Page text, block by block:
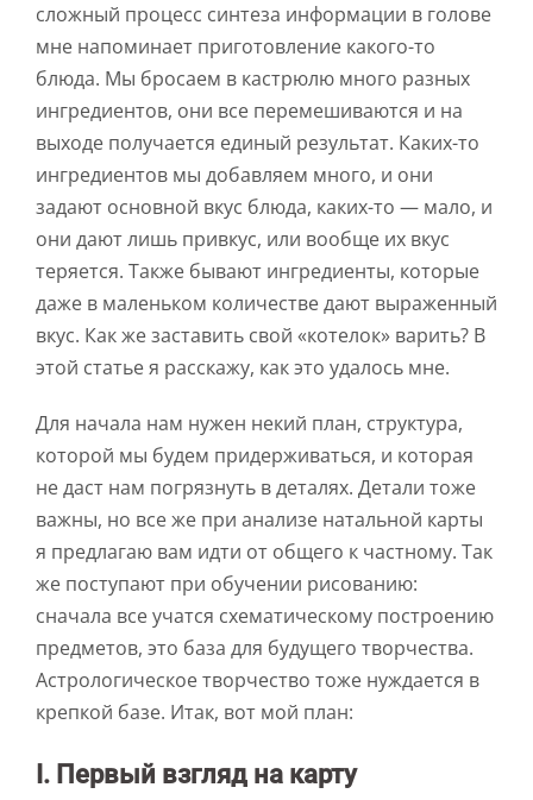
сложный процесс синтеза информации в голове
мне напоминает приготовление какого-то
блюда. Мы бросаем в кастрюлю много разных
ингредиентов, они все перемешиваются и на
выходе получается единый результат. Каких-то
ингредиентов мы добавляем много, и они
задают основной вкус блюда, каких-то — мало, и
они дают лишь привкус, или вообще их вкус
теряется. Также бывают ингредиенты, которые
даже в маленьком количестве дают выраженный
вкус. Как же заставить свой «котелок» варить? В
этой статье я расскажу, как это удалось мне.
Для начала нам нужен некий план, структура,
которой мы будем придерживаться, и которая
не даст нам погрязнуть в деталях. Детали тоже
важны, но все же при анализе натальной карты
я предлагаю вам идти от общего к частному. Так
же поступают при обучении рисованию:
сначала все учатся схематическому построению
предметов, это база для будущего творчества.
Астрологическое творчество тоже нуждается в
крепкой базе. Итак, вот мой план:
I. Первый взгляд на карту